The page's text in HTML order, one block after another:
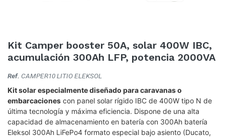
Kit Camper booster 50A, solar 400W IBC,
acumulación 300Ah LFP, potencia 2000VA
Ref. CAMPER10 LITIO ELEKSOL
Kit solar especialmente diseñado para caravanas o
embarcaciones con panel solar rígido IBC de 400W tipo N de
última tecnología y máxima eficiencia. Dispone de una alta
capacidad de almacenamiento en batería con 300Ah batería
Eleksol 300Ah LiFePo4 formato especial bajo asiento (Ducato,